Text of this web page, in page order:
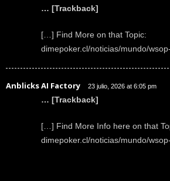
… [Trackback]
[…] Find More on that Topic:
dimepoker.cl/noticias/mundo/
Anblicks AI Factory 23 julio, 2026 at 6:05 pm
… [Trackback]
[…] Find More Info here on that
dimepoker.cl/noticias/mundo/